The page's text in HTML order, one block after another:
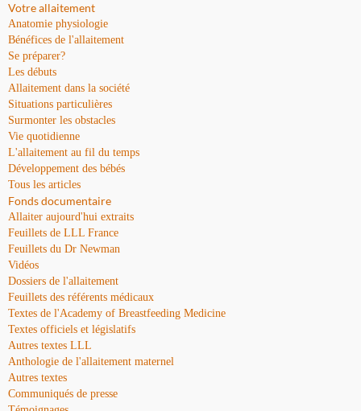
Votre allaitement
Anatomie physiologie
Bénéfices de l'allaitement
Se préparer?
Les débuts
Allaitement dans la société
Situations particulières
Surmonter les obstacles
Vie quotidienne
L'allaitement au fil du temps
Développement des bébés
Tous les articles
Fonds documentaire
Allaiter aujourd'hui extraits
Feuillets de LLL France
Feuillets du Dr Newman
Vidéos
Dossiers de l'allaitement
Feuillets des référents médicaux
Textes de l'Academy of Breastfeeding Medicine
Textes officiels et législatifs
Autres textes LLL
Anthologie de l'allaitement maternel
Autres textes
Communiqués de presse